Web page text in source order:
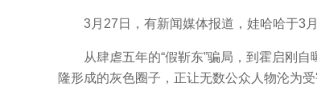
3月27日，有新闻媒体报道，娃哈哈于3月
从肆虐五年的“假靳东”骗局，到霍启刚自
隆形成的灰色圈子，正让无数公众人物沦为